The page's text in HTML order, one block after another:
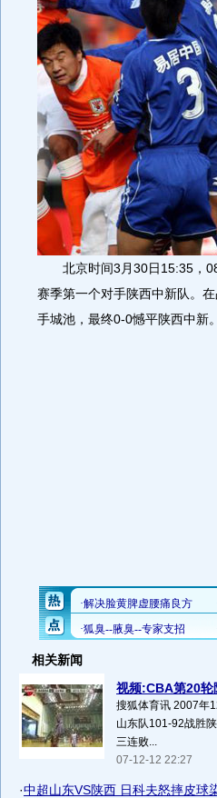
北京时间3月30日15:35，08
赛季第一个对手陕西中新队。
手城池，最终0-0憾平陕西中新。
相关新闻
视频:CBA第20轮
搜狐体育讯 2007年
山东队101-92战胜
三连败...
07-12-12 22:27
·中超山东VS陕西 日科夫怒摔皮球